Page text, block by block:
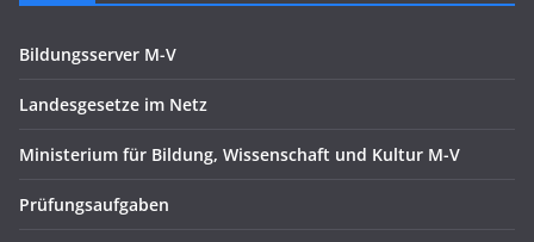
Bildungsserver M-V
Landesgesetze im Netz
Ministerium für Bildung, Wissenschaft und Kultur M-V
Prüfungsaufgaben